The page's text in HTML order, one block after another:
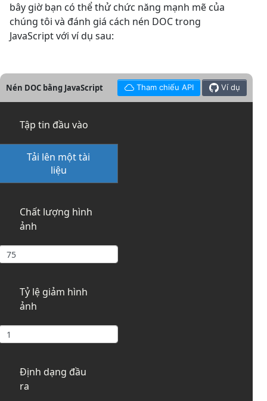
bây giờ bạn có thể thử chức năng mạnh mẽ của
chúng tôi và đánh giá cách nén DOC trong
JavaScript với ví dụ sau:
Nén DOC bằng JavaScript Tham chiếu API Ví dụ
Tập tin đầu vào
Tải lên một tài
liệu
Chất lượng hình
ảnh
Tỷ lệ giảm hình
ảnh
Định dạng đầu
ra